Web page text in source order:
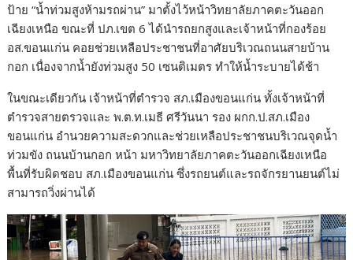
ป้าย “น้ำท่วมสูงห้ามรถผ่าน” มาตั้งไว้หน้าวิทยาลัยภาคตะวันออก
เฉียงเหนือ ขณะที่ ปภ.เขต 6 ได้นำรถยกสูงและเจ้าหน้าที่กองร้อย
อส.ขอนแก่น คอยช่วยเหลือประชาชนที่อาศัยบริเวณถนนสายบ้าน
กอก เนื่องจากน้ำยังท่วมสูง 50 เซนติเมตร ทำให้น้ำระบายได้ช้า
ในขณะเดียวกัน เจ้าหน้าที่ตำรวจ สภ.เมืองขอนแก่น ทั้งเจ้าหน้าที่
ตำรวจสายตรวจและ พ.ต.ท.เมธี ศรีวันนา รอง ผกก.ป.สภ.เมือง
ขอนแก่น อำนวยความสะดวกและช่วยเหลือประชาชนบริเวณจุดน้ำ
ท่วมขัง ถนนบ้านกอก หน้า มหาวิทยาลัยภาคตะวันออกเฉียงเหนือ
พื้นที่รับผิดชอบ สภ.เมืองขอนแก่น ซึ่งรถยนต์และรถจักรยานยนต์ไม่
สามารถวิ่งผ่านได้